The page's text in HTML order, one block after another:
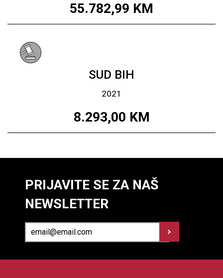
55.782,99 KM
SUD BIH
2021
8.293,00 KM
PRIJAVITE SE ZA NAŠ
NEWSLETTER